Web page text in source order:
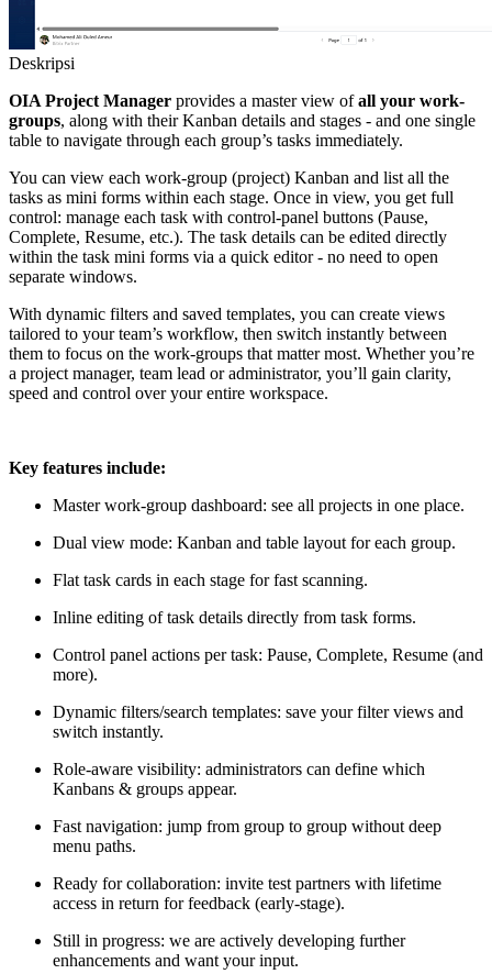
Deskripsi
OIA Project Manager provides a master view ofall your work-
groups, along with their Kanban details and stages - and one single
table to navigate through each group’s tasks immediately.
You can view each work-group (project) Kanban and list all the
tasks as mini forms within each stage. Once in view, you get full
control: manage each task with control-panel buttons (Pause,
Complete, Resume, etc.). The task details can be edited directly
within the task mini forms via a quick editor - no need to open
separate windows.
With dynamic filters and saved templates, you can create views
tailored to your team’s workflow, then switch instantly between
them to focus on the work-groups that matter most. Whether you’re
a project manager, team lead or administrator, you’ll gain clarity,
speed and control over your entire workspace.
Key features include:
Master work-group dashboard: see all projects in one place.
Dual view mode: Kanban and table layout for each group.
Flat task cards in each stage for fast scanning.
Inline editing of task details directly from task forms.
Control panel actions per task: Pause, Complete, Resume (and
more).
Dynamic filters/search templates: save your filter views and
switch instantly.
Role-aware visibility: administrators can define which
Kanbans & groups appear.
Fast navigation: jump from group to group without deep
menu paths.
Ready for collaboration: invite test partners with lifetime
access in return for feedback (early-stage).
Still in progress: we are actively developing further
enhancements and want your input.